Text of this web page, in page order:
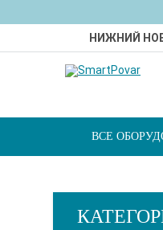
НИЖНИЙ
ВСЕ